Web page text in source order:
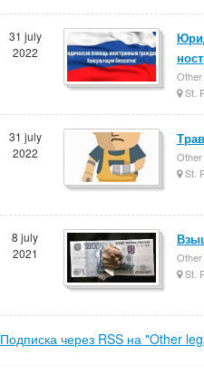
31 july
2022
St.
31 july
2022
St.
8 july
2021
St.
Подписка через RSS на "Other